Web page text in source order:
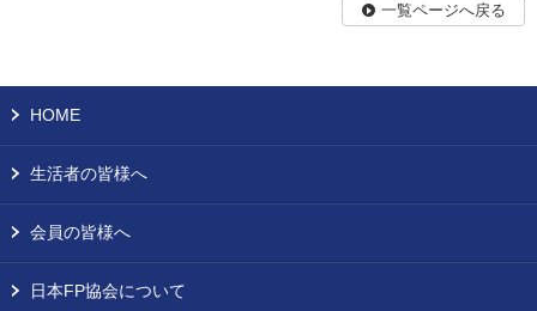
一覧ページへ戻る
HOME
生活者の皆様へ
会員の皆様へ
日本FP協会について